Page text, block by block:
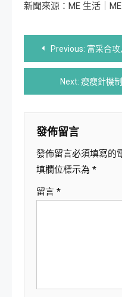
新聞來源：ME 生活｜
文
章
導
覽
Previous: 富采合攻
Next: 瘦瘦針機
發佈留言
發佈留言必須填寫的
填欄位標示為 *
留言 *